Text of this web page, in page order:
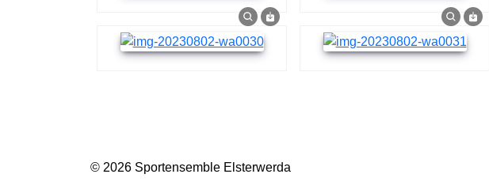
© 2026 Sportensemble Elsterwerda